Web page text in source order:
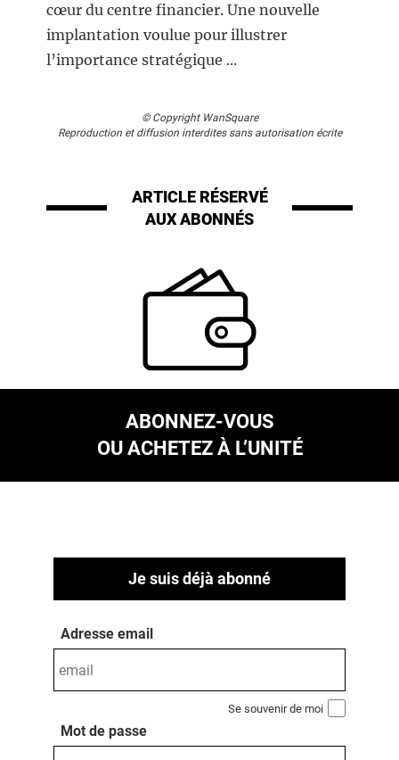
cœur du centre financier. Une nouvelle
implantation voulue pour illustrer
l’importance stratégique ...
© Copyright WanSquare
Reproduction et diffusion interdites sans autorisation écrite
ARTICLE RÉSERVÉ
AUX ABONNÉS
ABONNEZ-VOUS
OU ACHETEZ À L’UNITÉ
Je suis déjà abonné
Adresse email
Se souvenir de moi
Mot de passe